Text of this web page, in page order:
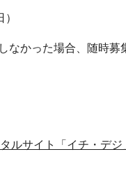
なかった場合、随時募
ルサイト「イチ・デ